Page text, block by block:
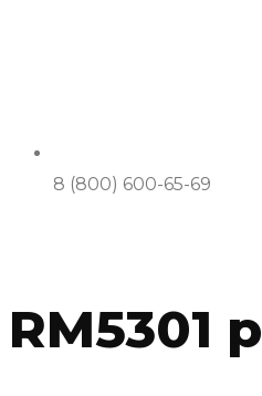
8 (800) 600-65-69
RM5301